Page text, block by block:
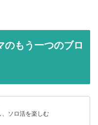
のもう一つのブロ
、ソロ活を楽しむ